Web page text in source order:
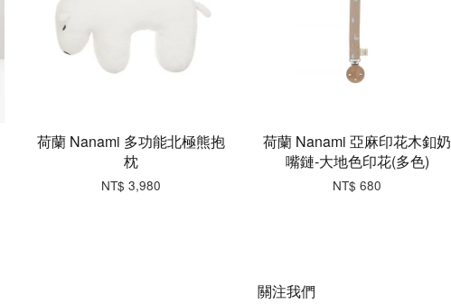
荷蘭 Nanami 多功能北極熊抱
枕
NT$ 3,980
荷蘭 Nanami 亞麻印花木釦奶
嘴鏈-大地色印花(多色)
NT$ 680
關注我們